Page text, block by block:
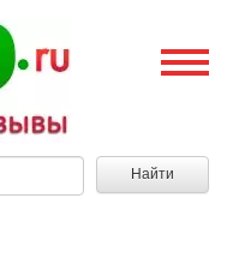
Найти